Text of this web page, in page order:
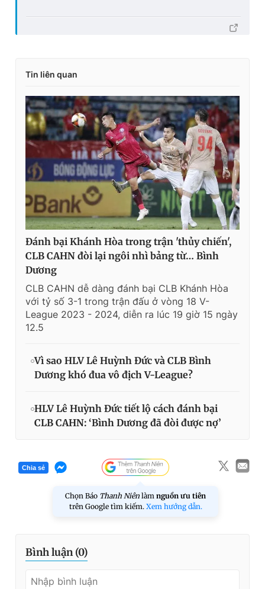
Tin liên quan
Đánh bại Khánh Hòa trong trận 'thủy chiến',
CLB CAHN đòi lại ngôi nhì bảng từ… Bình
Dương
CLB CAHN dễ dàng đánh bại CLB Khánh Hòa
với tỷ số 3-1 trong trận đấu ở vòng 18 V-
League 2023 - 2024, diễn ra lúc 19 giờ 15 ngày
12.5
Vì sao HLV Lê Huỳnh Đức và CLB Bình
Dương khó đua vô địch V-League?
HLV Lê Huỳnh Đức tiết lộ cách đánh bại
CLB CAHN: ‘Bình Dương đã đòi được nợ’
Chia sẻ
Chọn Báo Thanh Niên làm nguồn ưu tiên
trên Google tìm kiếm. Xem hướng dẫn.
Bình luận (0)